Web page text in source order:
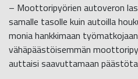
– Moottoripyörien autoveron
samalle tasolle kuin autoilla
monia hankkimaan
vähäpäästöisemmän
auttaisi saavuttamaan